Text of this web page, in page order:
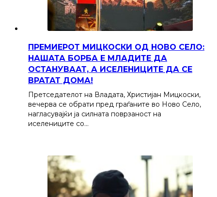
ПРЕМИЕРОТ МИЦКОСКИ ОД НОВО СЕЛО:
НАШАТА БОРБА Е МЛАДИТЕ ДА
ОСТАНУВААТ, А ИСЕЛЕНИЦИТЕ ДА СЕ
ВРАТАТ ДОМА!
Претседателот на Владата, Христијан Мицкоски,
вечерва се обрати пред граѓаните во Ново Село,
нагласувајќи ја силната поврзаност на
иселениците со…